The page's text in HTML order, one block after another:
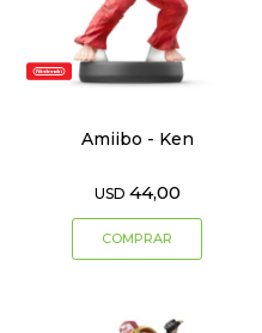
Amiibo - Ken
USD 44,00